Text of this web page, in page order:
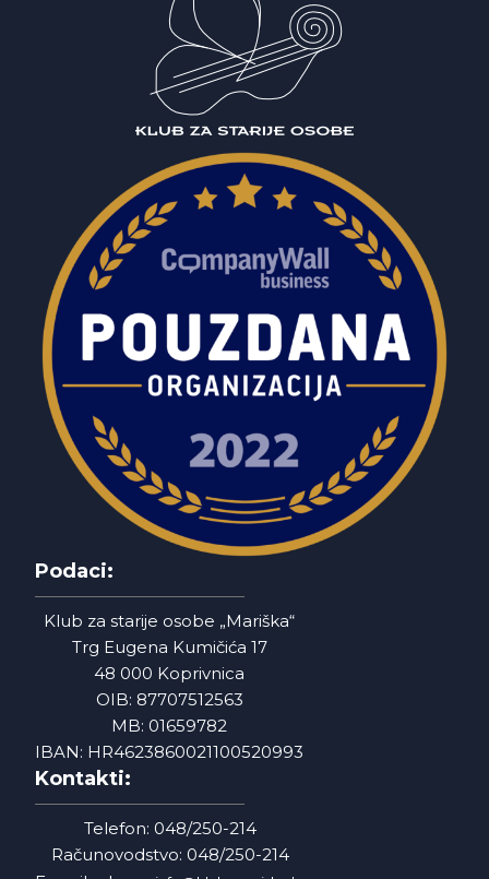
Podaci:
Klub za starije osobe „Mariška“
Trg Eugena Kumičića 17
48 000 Koprivnica
OIB: 87707512563
MB: 01659782
IBAN: HR4623860021100520993
Kontakti:
Telefon: 048/250-214
Računovodstvo: 048/250-214